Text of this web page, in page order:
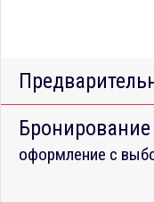
оформление с